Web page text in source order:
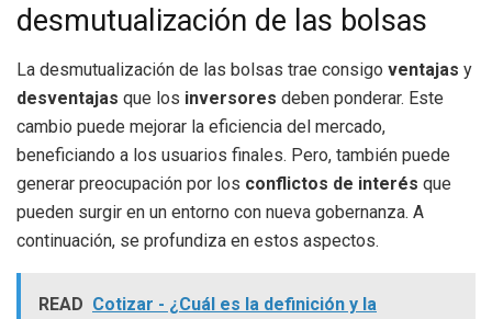
desmutualización de las bolsas
La desmutualización de las bolsas trae consigo ventajas y
desventajas que los inversores deben ponderar. Este
cambio puede mejorar la eficiencia del mercado,
beneficiando a los usuarios finales. Pero, también puede
generar preocupación por los conflictos de interés que
pueden surgir en un entorno con nueva gobernanza. A
continuación, se profundiza en estos aspectos.
READ Cotizar - ¿Cuál es la definición y la